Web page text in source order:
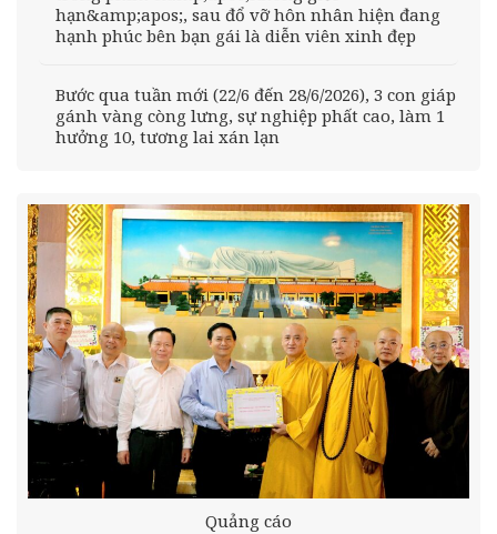
hạn&amp;apos;, sau đổ vỡ hôn nhân hiện đang
hạnh phúc bên bạn gái là diễn viên xinh đẹp
Bước qua tuần mới (22/6 đến 28/6/2026), 3 con giáp
gánh vàng còng lưng, sự nghiệp phất cao, làm 1
hưởng 10, tương lai xán lạn
Quảng cáo